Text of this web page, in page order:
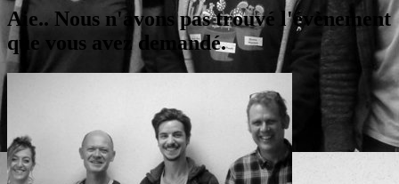
Aie.. Nous n'avons pas trouvé l'évènement
que vous avez demandé.